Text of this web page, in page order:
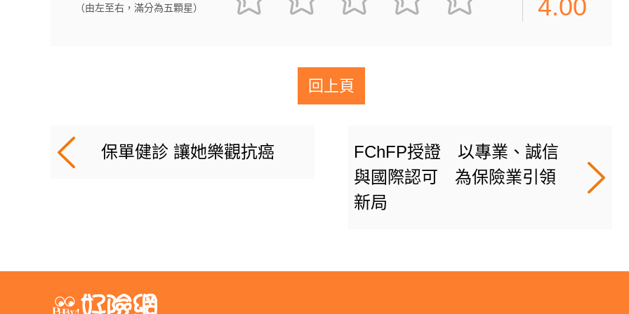
（由左至右，滿分為五顆星） 4.00
回上頁
保單健診 讓她樂觀抗癌
FChFP授證 以專業、誠信
與國際認可 為保險業引領
新局